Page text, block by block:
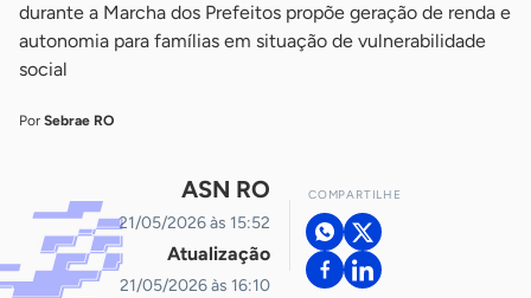
durante a Marcha dos Prefeitos propõe geração de renda e
autonomia para famílias em situação de vulnerabilidade
social
Por Sebrae RO
ASN RO
21/05/2026 às 15:52
Atualização
21/05/2026 às 16:10
COMPARTILHE